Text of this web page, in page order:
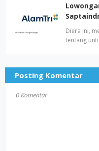
Diera ini,
tentang
Posting Komentar
0 Komentar